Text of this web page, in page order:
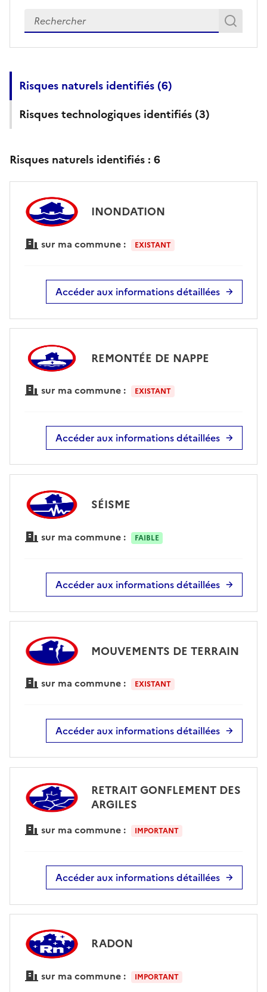
Veuillez renseigner votre adresse exacte
Risques naturels identifiés (6)
Risques technologiques identifiés (3)
Risques naturels identifiés : 6
INONDATION
sur ma commune : EXISTANT
Accéder aux informations détaillées
REMONTÉE DE NAPPE
sur ma commune : EXISTANT
Accéder aux informations détaillées
SÉISME
sur ma commune : FAIBLE
Accéder aux informations détaillées
MOUVEMENTS DE TERRAIN
sur ma commune : EXISTANT
Accéder aux informations détaillées
RETRAIT GONFLEMENT DES
ARGILES
sur ma commune : IMPORTANT
Accéder aux informations détaillées
RADON
sur ma commune : IMPORTANT